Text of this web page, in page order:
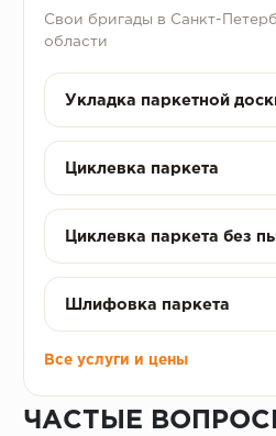
Свои бригады в Санкт-
области
Укладка паркетной
Циклевка паркета
Циклевка паркета без
Шлифовка паркета
Все услуги и цены
ЧАСТЫЕ